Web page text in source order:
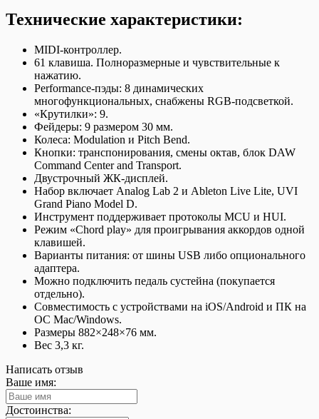
Технические характеристики:
MIDI-контроллер.
61 клавиша. Полноразмерные и чувствительные к
нажатию.
Performance-пэды: 8 динамических
многофункциональных, снабжены RGB-подсветкой.
«Крутилки»: 9.
Фейдеры: 9 размером 30 мм.
Колеса: Modulation и Pitch Bend.
Кнопки: транспонирования, смены октав, блок DAW
Command Center and Transport.
Двустрочный ЖК-дисплей.
Набор включает Analog Lab 2 и Ableton Live Lite, UVI
Grand Piano Model D.
Инструмент поддерживает протоколы MCU и HUI.
Режим «Chord play» для проигрывания аккордов одной
клавишей.
Варианты питания: от шины USB либо опционального
адаптера.
Можно подключить педаль сустейна (покупается
отдельно).
Совместимость с устройствами на iOS/Android и ПК на
ОС Mac/Windows.
Размеры 882×248×76 мм.
Вес 3,3 кг.
Написать отзыв
Ваше имя:
Достоинства: